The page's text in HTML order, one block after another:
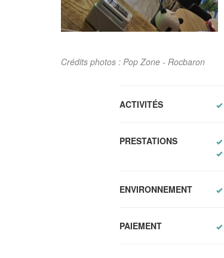
Crédits photos : Pop Zone - Rocbaron
ACTIVITÉS
PRESTATIONS
ENVIRONNEMENT
PAIEMENT